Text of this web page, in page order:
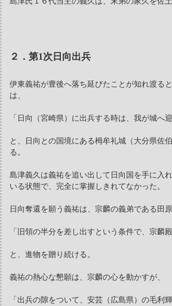
２．第1次日向出兵
伊東義祐が豊後へ落ち延びたことが知れ渡る
は、
「日向（宮崎県）に出兵する時は、我が城へ
と、日向との国境にある栂牟礼城（大分県佐
る。
島津義久は義祐を追い出して日向国を手に入
いる状態で、完全に掌握しきれてなかった。
日向奪還を願う義祐は、宗麟の義弟である田
「旧領の半分を差し出すという条件で、宗麟
と、進物を贈り続ける。
義祐の熱心な懇願は、宗麟の心を動かすが、
「出兵の隙をついて、安芸（広島県）の毛